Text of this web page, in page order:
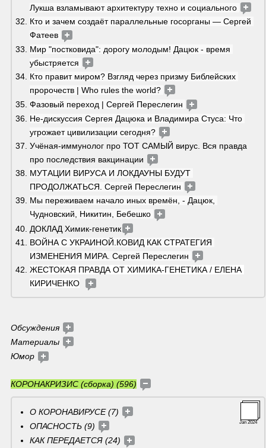
Лукша взламывают архитектуру техно и социального
Кто и зачем создаёт параллельные госорганы — Сергей
Фатеев
Мир "постковида": дорогу молодым! Дацюк - время
убыстряется
Кто правит миром? Взгляд через призму Библейских
пророчеств | Who rules the world?
Фазовый переход | Сергей Переслегин
Не-дискуссия Сергея Дацюка и Владимира Стуса: Что
угрожает цивилизации сегодня?
Учёная-иммунолог про ТОТ САМЫЙ вирус. Вся правда
про последствия вакцинации
МУТАЦИИ ВИРУСА И ЛОКДАУНЫ БУДУТ
ПРОДОЛЖАТЬСЯ. Сергей Переслегин
Мы переживаем начало иных времён, - Дацюк,
Чудновский, Никитин, Бебешко
ДОКЛАД Химик-генетик
ВОЙНА С УКРАИНОЙ.КОВИД КАК СТРАТЕГИЯ
ИЗМЕНЕНИЯ МИРА. Сергей Переслегин
ЖЕСТОКАЯ ПРАВДА ОТ ХИМИКА-ГЕНЕТИКА / ЕЛЕНА
КИРИЧЕНКО
Обсуждения
Материалы
Юмор
КОРОНАКРИЗИС (сборка) (596)
Jan 2024
О КОРОНАВИРУСЕ (7)
ОПАСНОСТЬ (9)
КАК ПЕРЕДАЕТСЯ (24)